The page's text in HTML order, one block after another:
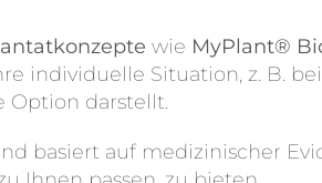
wie MyPlant®
individuelle Situation, z. B.
Option darstellt.
basiert auf medizinischer